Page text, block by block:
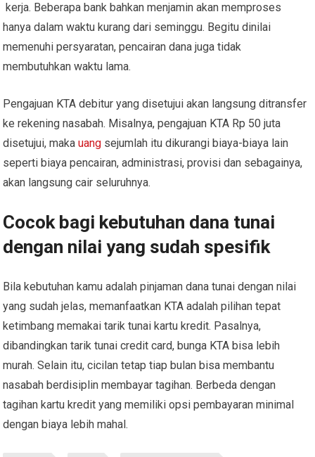
kerja. Beberapa bank bahkan menjamin akan memproses
hanya dalam waktu kurang dari seminggu. Begitu dinilai
memenuhi persyaratan, pencairan dana juga tidak
membutuhkan waktu lama.
Pengajuan KTA debitur yang disetujui akan langsung ditransfer
ke rekening nasabah. Misalnya, pengajuan KTA Rp 50 juta
disetujui, makauang sejumlah itu dikurangi biaya-biaya lain
seperti biaya pencairan, administrasi, provisi dan sebagainya,
akan langsung cair seluruhnya.
Cocok bagi kebutuhan dana tunai
dengan nilai yang sudah spesifik
Bila kebutuhan kamu adalah pinjaman dana tunai dengan nilai
yang sudah jelas, memanfaatkan KTA adalah pilihan tepat
ketimbang memakai tarik tunai kartu kredit. Pasalnya,
dibandingkan tarik tunai credit card, bunga KTA bisa lebih
murah. Selain itu, cicilan tetap tiap bulan bisa membantu
nasabah berdisiplin membayar tagihan. Berbeda dengan
tagihan kartu kredit yang memiliki opsi pembayaran minimal
dengan biaya lebih mahal.